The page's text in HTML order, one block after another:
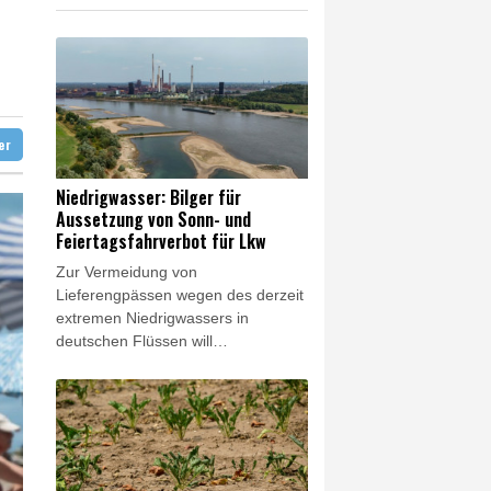
Niedrigwasser: Bilger für
Aussetzung von Sonn- und
Feiertagsfahrverbot für Lkw
Zur Vermeidung von
Lieferengpässen wegen des derzeit
extremen Niedrigwassers in
deutschen Flüssen will
Bilger (CDU) rasch dafür sorgen,
dass wichtige Güter zeitweilig
vermehrt über die Straße
transportiert werden können.
Angesichts der aktuellen Situation